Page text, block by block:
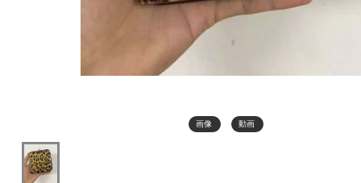
画像 動画